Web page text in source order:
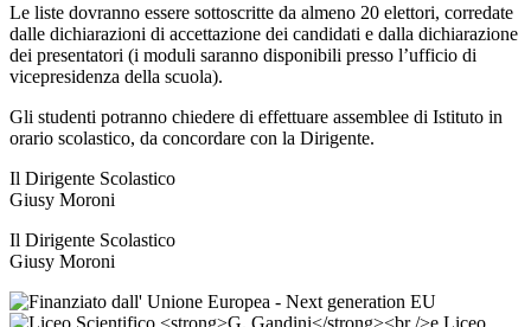
Le liste dovranno essere sottoscritte da almeno 20 elettori, corredate
dalle dichiarazioni di accettazione dei candidati e dalla dichiarazione
dei presentatori (i moduli saranno disponibili presso l’ufficio di
vicepresidenza della scuola).
Gli studenti potranno chiedere di effettuare assemblee di Istituto in
orario scolastico, da concordare con la Dirigente.
Il Dirigente Scolastico
Giusy Moroni
Il Dirigente Scolastico
Giusy Moroni